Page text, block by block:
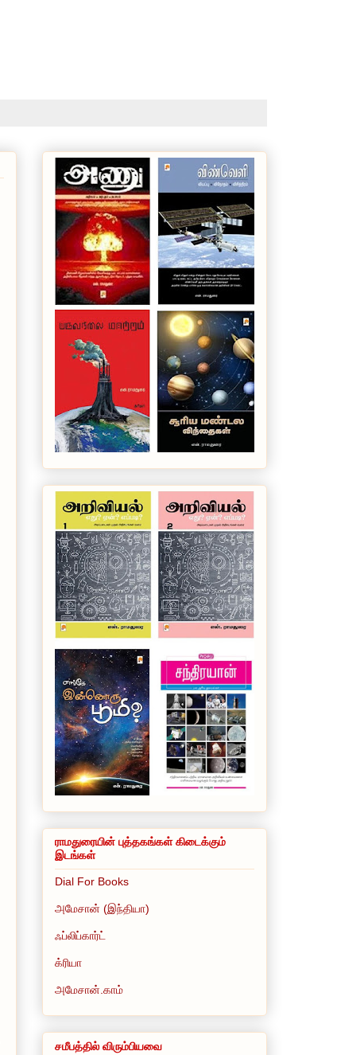
ராமதுரையின் புத்தகங்கள் கிடைக்கும்
இடங்கள்
Dial For Books
அமேசான் (இந்தியா)
ஃப்லிப்கார்ட்
க்ரியா
அமேசான்.காம்
சமீபத்தில் விரும்பியவை